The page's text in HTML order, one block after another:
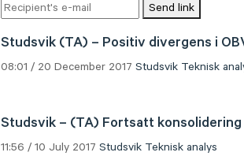
Send link
Studsvik (TA) – Positiv divergens i
08:01 / 20 December 2017 Studsvik Teknisk
Studsvik – (TA) Fortsatt
11:56 / 10 July 2017 Studsvik Teknisk analys